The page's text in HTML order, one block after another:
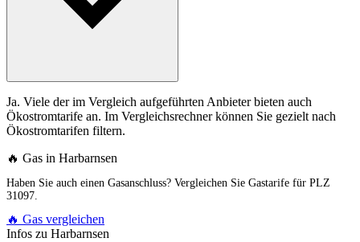
Ja. Viele der im Vergleich aufgeführten Anbieter bieten auch
Ökostromtarife an. Im Vergleichsrechner können Sie gezielt nach
Ökostromtarifen filtern.
🔥 Gas in Harbarnsen
Haben Sie auch einen Gasanschluss? Vergleichen Sie Gastarife für PLZ
31097.
🔥 Gas vergleichen
Infos zu Harbarnsen